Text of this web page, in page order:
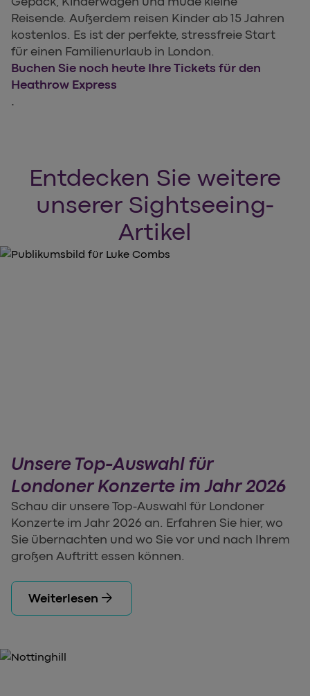
Reisende. Außerdem reisen Kinder ab 15 Jahren
kostenlos. Es ist der perfekte, stressfreie Start
für einen Familienurlaub in London.
Buchen Sie noch heute Ihre Tickets für den
Heathrow Express
.
Entdecken Sie weitere
unserer Sightseeing-
Artikel
Unsere Top-Auswahl für
Londoner Konzerte im Jahr 2026
Schau dir unsere Top-Auswahl für Londoner
Konzerte im Jahr 2026 an. Erfahren Sie hier, wo
Sie übernachten und wo Sie vor und nach Ihrem
großen Auftritt essen können.
Weiterlesen arrow_forward